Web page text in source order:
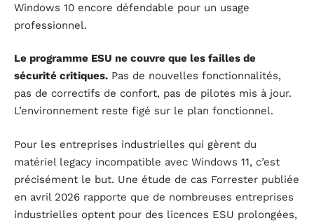
Windows 10 encore défendable pour un usage
professionnel.
Le programme ESU ne couvre que les failles de
sécurité critiques. Pas de nouvelles fonctionnalités,
pas de correctifs de confort, pas de pilotes mis à jour.
L’environnement reste figé sur le plan fonctionnel.
Pour les entreprises industrielles qui gèrent du
matériel legacy incompatible avec Windows 11, c’est
précisément le but. Une étude de cas Forrester publiée
en avril 2026 rapporte que de nombreuses entreprises
industrielles optent pour des licences ESU prolongées,